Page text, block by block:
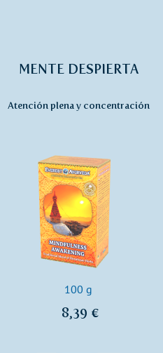
MENTE DESPIERTA
Atención plena y concentración
100 g
8,39 €